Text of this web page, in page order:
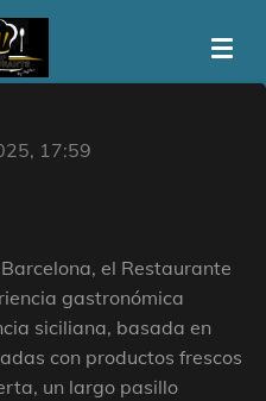
17:59
el Restaurante
gastronómica
siciliana, basada en
con productos frescos
un largo pasillo